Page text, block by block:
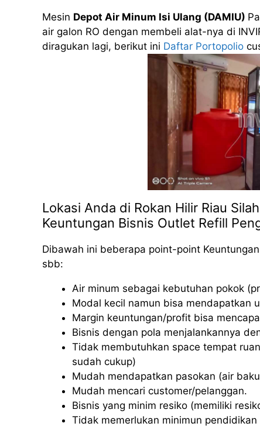
Mesin Depot Air Minum Isi Ulang (DAMIU)
air galon RO dengan membeli alat-nya di
diragukan lagi, berikut ini Daftar Portopolio
Lokasi Anda di Rokan Hilir Riau
Keuntungan Bisnis Outlet Refill
Dibawah ini beberapa point-point
sbb:
Air minum sebagai kebutuhan pokok
Modal kecil namun bisa mendapatkan
Margin keuntungan/profit bisa
Bisnis dengan pola menjalankannya
Tidak membutuhkan space tempat
sudah cukup)
Mudah mendapatkan pasokan (air
Mudah mencari customer/pelanggan.
Bisnis yang minim resiko (memiliki
Tidak memerlukan minimun